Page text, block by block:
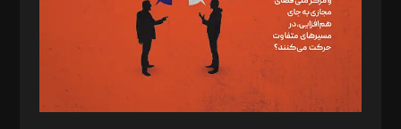
فیلمبرداری و عکاسی: امیر شفیعی، مانی لطفی زاده
گرافیک و صفحه‌آرایی: سید‌سبحان‌علی ثابت
مد‌یر توسعه تجاری: کامبیز برید‌
امور مالی: شاپور رهبری، محمد‌ کاظمی‌نیا